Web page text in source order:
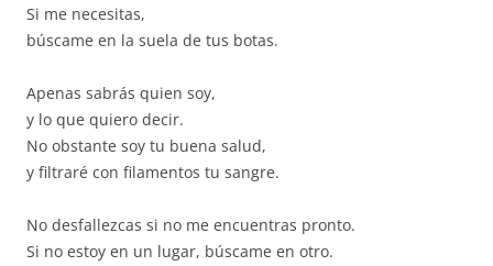
Si me necesitas,
búscame en la suela de tus botas.
Apenas sabrás quien soy,
y lo que quiero decir.
No obstante soy tu buena salud,
y filtraré con filamentos tu sangre.
No desfallezcas si no me encuentras pronto.
Si no estoy en un lugar, búscame en otro.